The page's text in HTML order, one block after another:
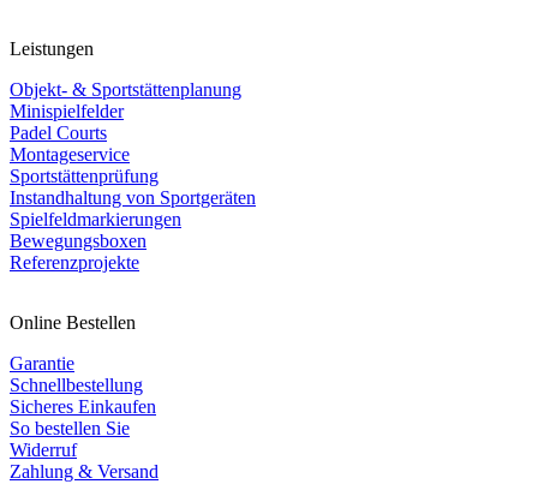
Leistungen
Objekt- & Sportstättenplanung
Minispielfelder
Padel Courts
Montageservice
Sportstättenprüfung
Instandhaltung von Sportgeräten
Spielfeldmarkierungen
Bewegungsboxen
Referenzprojekte
Online Bestellen
Garantie
Schnellbestellung
Sicheres Einkaufen
So bestellen Sie
Widerruf
Zahlung & Versand